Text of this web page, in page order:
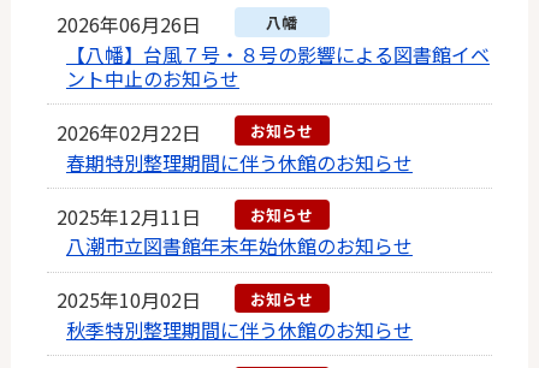
2026年06月26日
八幡
【八幡】台風７号・８号の影響による図書館イベ
ント中止のお知らせ
2026年02月22日
お知らせ
春期特別整理期間に伴う休館のお知らせ
2025年12月11日
お知らせ
八潮市立図書館年末年始休館のお知らせ
2025年10月02日
お知らせ
秋季特別整理期間に伴う休館のお知らせ